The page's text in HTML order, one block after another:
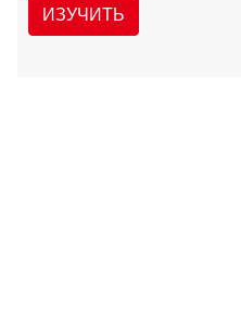
ИЗУЧИТЬ